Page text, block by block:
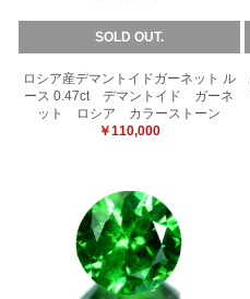
SOLD OUT.
ロシア産デマントイドガーネット ル
ース 0.47ct デマントイド ガーネ
ット ロシア カラーストーン
￥110,000
お買い物を続ける